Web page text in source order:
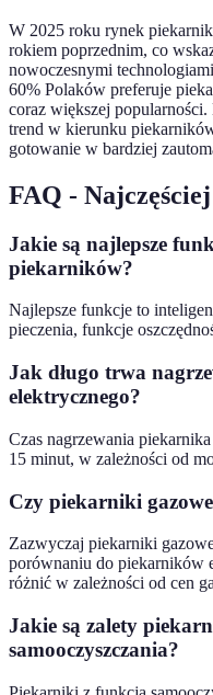
W 2025 roku rynek
rokiem poprzednim, co
nowoczesnymi
60% Polaków preferuje
coraz większej
trend w kierunku
gotowanie w bardziej
FAQ -
Jakie są najlepsze
piekarników?
Najlepsze funkcje to
pieczenia, funkcje
Jak długo trwa
elektrycznego?
Czas nagrzewania
15 minut, w zależności od
Czy piekarniki
Zazwyczaj piekarniki
porównaniu do piekarników
różnić w zależności od cen
Jakie są zalety
samooczyszczania?